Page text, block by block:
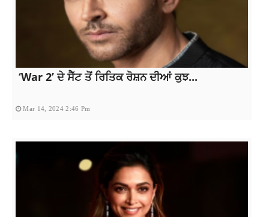
‘War 2’ ਦੇ ਸੈੱਟ ਤੋਂ ਰਿਤਿਕ ਰੋਸ਼ਨ ਦੀਆਂ ਕੁਝ...
Mar 14, 2024 2:46 Pm